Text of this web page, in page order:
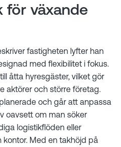
för växande
fastigheten lyfter han
med flexibilitet i fokus.
åtta hyresgäster, vilket gör
aktörer och större företag.
och går att anpassa
oavsett om man söker
logistikflöden eller
Med en takhöjd på